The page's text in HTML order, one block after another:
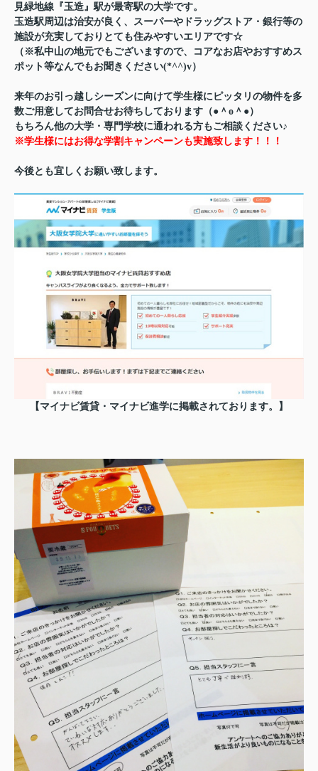
見緑地線『玉造』駅が最寄駅の大学です。
玉造駅周辺は治安が良く、スーパーやドラッグストア・銀行等の
施設が充実しておりとても住みやすいエリアです☆
（※私中山の地元でもございますので、コアなお店やおすすめス
ポット等なんでもお聞きください(*^^)v）
来年のお引っ越しシーズンに向けて学生様にピッタリの物件を多
数ご用意してお問合せお待ちしております（●＾o＾●）
もちろん他の大学・専門学校に通われる方もご相談ください♪
※学生様にはお得な学割キャンペーンも実施致します！！！
今後とも宜しくお願い致します。
【マイナビ賃貸・マイナビ進学に掲載されております。】